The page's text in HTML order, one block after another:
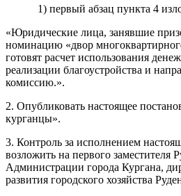
1) первый абзац пункта 4
«Юридические лица, занявшие
номинацию «двор
готовят расчет использования
реализации благоустройства и
комиссию.».
2. Опубликовать настоящее
курганцы».
3. Контроль за исполнением
возложить на первого заместителя
Администрации города Кургана,
развития городского хозяйства